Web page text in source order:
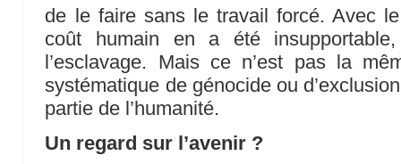
de le faire sans le travail forcé. Avec
coût humain en a été
l’esclavage. Mais ce n’est pas la
systématique de génocide ou
partie de l’humanité.
Un regard sur l’avenir ?